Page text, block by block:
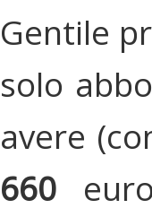
Gentile
solo
avere
660